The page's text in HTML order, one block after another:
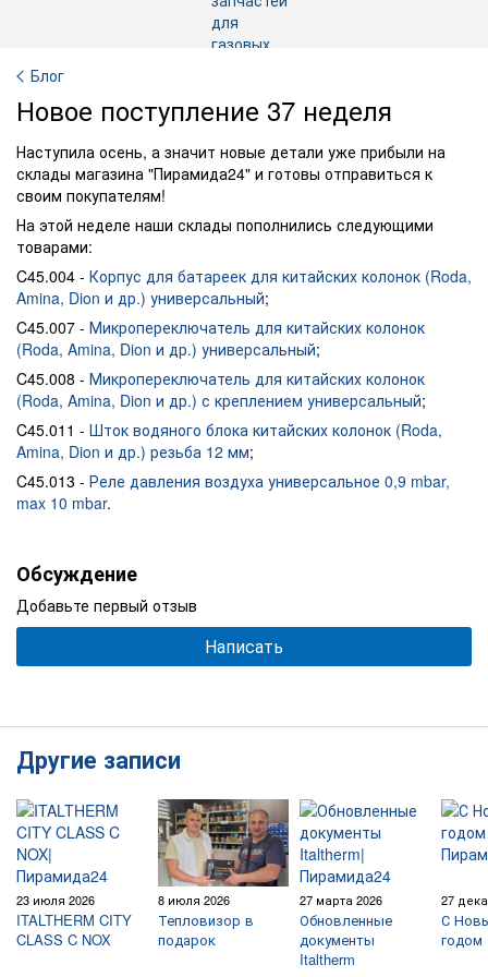
Блог
Новое поступление 37 неделя
Наступила осень, а значит новые детали уже прибыли на
склады магазина "Пирамида24" и готовы отправиться к
своим покупателям!
На этой неделе наши склады пополнились следующими
товарами:
C45.004 - Корпус для батареек для китайских колонок (Roda,
Amina, Dion и др.) универсальный;
C45.007 - Микропереключатель для китайских колонок
(Roda, Amina, Dion и др.) универсальный;
C45.008 - Микропереключатель для китайских колонок
(Roda, Amina, Dion и др.) с креплением универсальный;
C45.011 - Шток водяного блока китайских колонок (Roda,
Amina, Dion и др.) резьба 12 мм;
C45.013 - Реле давления воздуха универсальное 0,9 mbar,
max 10 mbar.
Обсуждение
Добавьте первый отзыв
Написать
Другие записи
23 июля 2026
ITALTHERM CITY
CLASS C NOX
8 июля 2026
Тепловизор в
подарок
27 марта 2026
Обновленные
документы
Italtherm
27
С
годом